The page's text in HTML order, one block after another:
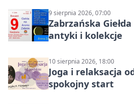
9 sierpnia 2026, 07:00
Zabrzańska
antyki i kolekcje
10 sierpnia 2026, 18:00
Joga i relaksacja
spokojny start